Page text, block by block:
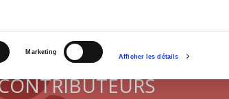
Marketing
Afficher les détails